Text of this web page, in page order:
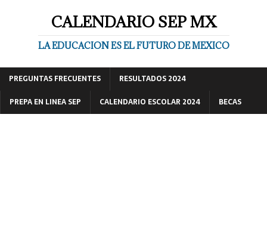
CALENDARIO SEP MX
LA EDUCACION ES EL FUTURO DE MEXICO
PREGUNTAS FRECUENTES
RESULTADOS 2024
PREPA EN LINEA SEP
CALENDARIO ESCOLAR 2024 BECAS